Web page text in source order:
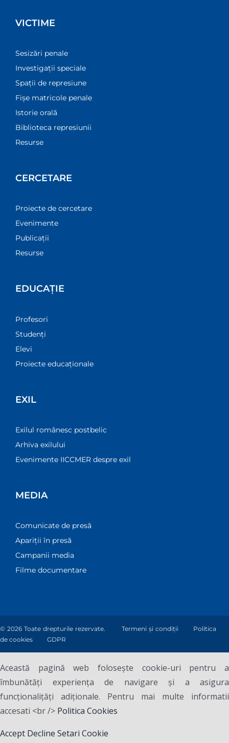
VICTIME
Sesizări penale
Investigații speciale
Spații de represiune
Fișe matricole penale
Istorie orală
Biblioteca represiunii
Resurse
CERCETARE
Proiecte de cercetare
Evenimente
Publicații
Resurse
EDUCAȚIE
Profesori
Studenți
Elevi
Proiecte educaționale
EXIL
Exilul românesc postbelic
Arhiva exilului
Evenimente IICCMER despre exil
MEDIA
Comunicate de presă
Apariții în presă
Campanii media
Filme documentare
© 2026 Toate drepturile rezervate.Termeni și condiții
Politica
de cookies
GDPR
Această pagină web folosește cookie-uri pentru a
îmbunătăți experiența de navigare și a asigura
funcționalițăți adiționale. Pentru mai multe informatii
accesati <br /> Politica Cookies
Accept Decline Setari Cookie